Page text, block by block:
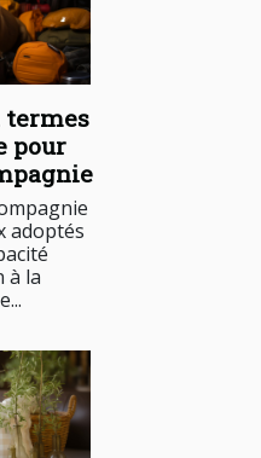
termes
pour
adoptés
à la